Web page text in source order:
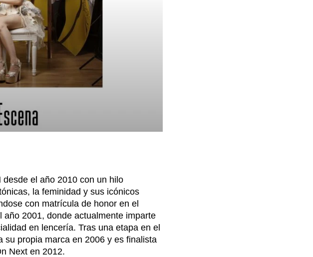
el año 2010 con un hilo
la feminidad y sus icónicos
con matrícula de honor en el
2001, donde actualmente imparte
en lencería. Tras una etapa en el
su propia marca en 2006 y es finalista
Next en 2012.